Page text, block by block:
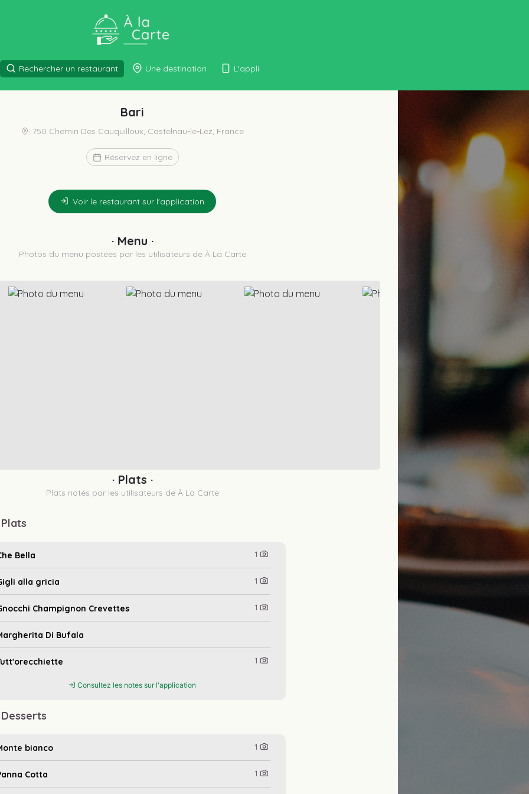
Rechercher un restaurant Une destination L'appli
Bari
750 Chemin Des Cauquilloux, Castelnau-le-Lez, France
Réservez en ligne
Voir le restaurant sur l'application
· Menu ·
Photos du menu postées par les utilisateurs de À La Carte
· Plats ·
Plats notés par les utilisateurs de À La Carte
Bella 1
alla gricia 1
Champignon Crevettes 1
Di Bufala
1
Consultez les notes sur l'application
bianco 1
Cotta 1